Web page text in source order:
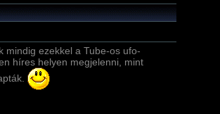
mindig ezekkel a Tube-os ufo-
hí­res helyen megjelenni, mint